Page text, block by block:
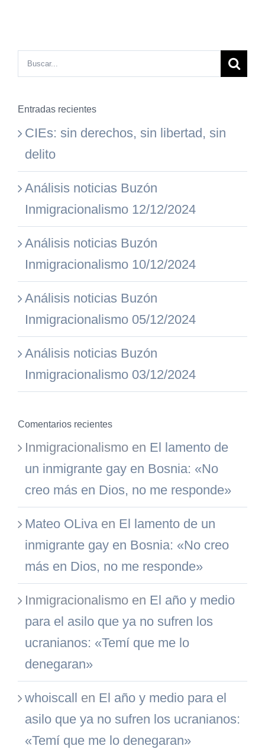
Buscar:
Entradas recientes
CIEs: sin derechos, sin libertad, sin
delito
Análisis noticias Buzón
Inmigracionalismo 12/12/2024
Análisis noticias Buzón
Inmigracionalismo 10/12/2024
Análisis noticias Buzón
Inmigracionalismo 05/12/2024
Análisis noticias Buzón
Inmigracionalismo 03/12/2024
Comentarios recientes
Inmigracionalismo en El lamento de
un inmigrante gay en Bosnia: «No
creo más en Dios, no me responde»
Mateo OLivaen El lamento de un
inmigrante gay en Bosnia: «No creo
más en Dios, no me responde»
Inmigracionalismo en El año y medio
para el asilo que ya no sufren los
ucranianos: «Temí que me lo
denegaran»
whoiscall en El año y medio para el
asilo que ya no sufren los ucranianos:
«Temí que me lo denegaran»